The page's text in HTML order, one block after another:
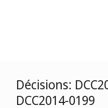
Décisions:
DCC2014-0199